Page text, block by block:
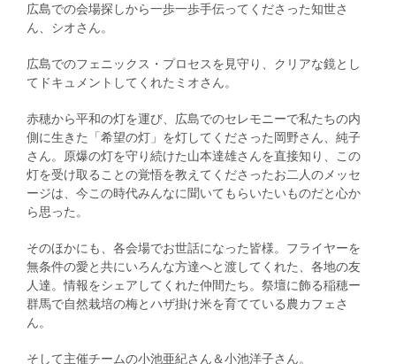
広島での会場探しから一歩一歩手伝ってくださった知世さ
ん、シオさん。
広島でのフェニックス・プロセスを見守り、クリアな鏡とし
てドキュメントしてくれたミオさん。
赤穂から平和の灯を運び、広島でのセレモニーで私たちの内
側に生きた「希望の灯」を灯してくださった岡野さん、純子
さん。原爆の灯を守り続けた山本達雄さんを直接知り、この
灯を受け取ることの覚悟を教えてくださったお二人のメッセ
ージは、今この時代みんなに聞いてもらいたいものだと心か
ら思った。
そのほかにも、各会場でお世話になった皆様。フライヤーを
無条件の愛と共にいろんな方達へと渡してくれた、各地の友
人達。情報をシェアしてくれた仲間たち。祭壇に飾る稲穂ー
群馬で自然栽培の梅とハザ掛け米を育てている農カフェさ
ん。
そして主催チームの小池亜紀さん＆小池洋子さん。